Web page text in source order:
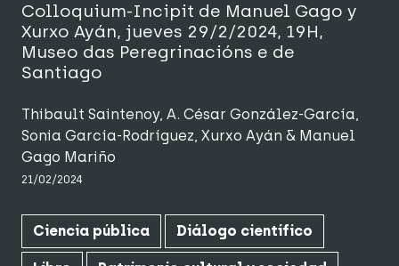
Colloquium-Incipit de Manuel Gago y
Xurxo Ayán, jueves 29/2/2024, 19H,
Museo das Peregrinacións e de
Santiago
Thibault Saintenoy, A. César González-García,
Sonia García-Rodríguez, Xurxo Ayán & Manuel
Gago Mariño
21/02/2024
Ciencia pública Diálogo científico